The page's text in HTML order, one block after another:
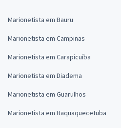
Marionetista em Bauru
Marionetista em Campinas
Marionetista em Carapicuíba
Marionetista em Diadema
Marionetista em Guarulhos
Marionetista em Itaquaquecetuba